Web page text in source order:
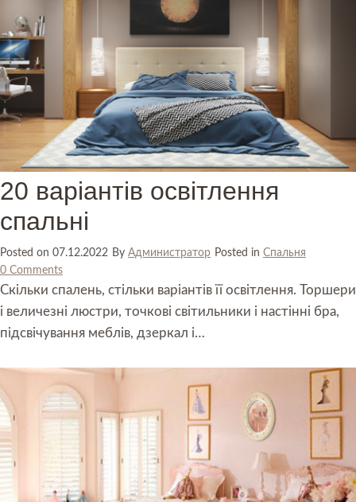
20 варіантів освітлення
спальні
Posted on 07.12.2022 By Администратор Posted in Спальня
0 Comments
Скільки спалень, стільки варіантів її освітлення. Торшери
і величезні люстри, точкові світильники і настінні бра,
підсвічування меблів, дзеркал і…